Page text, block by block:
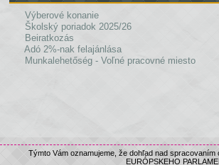
Výberové konanie
Školský poriadok 2025/26
Beiratkozás
Adó 2%-nak felajánlása
Munkalehetőség - Voľné pracovné miesto
Týmto Vám oznamujeme, že dohľad nad
EURÓPSKEHO